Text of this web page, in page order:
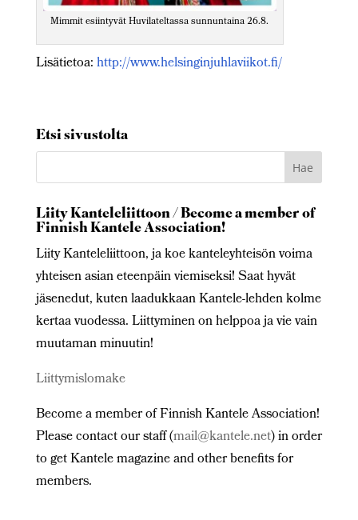
Mimmit esiintyvät Huvilateltassa sunnuntaina 26.8.
Lisätietoa:http://www.helsinginjuhlaviikot.fi/
Etsi sivustolta
Liity Kanteleliittoon / Become a member of
Finnish Kantele Association!
Liity Kanteleliittoon, ja koe kanteleyhteisön voima
yhteisen asian eteenpäin viemiseksi! Saat hyvät
jäsenedut, kuten laadukkaan Kantele-lehden kolme
kertaa vuodessa. Liittyminen on helppoa ja vie vain
muutaman minuutin!
Liittymislomake
Become a member of Finnish Kantele Association!
Please contact our staff (mail@kantele.net) in order
to get Kantele magazine and other benefits for
members.